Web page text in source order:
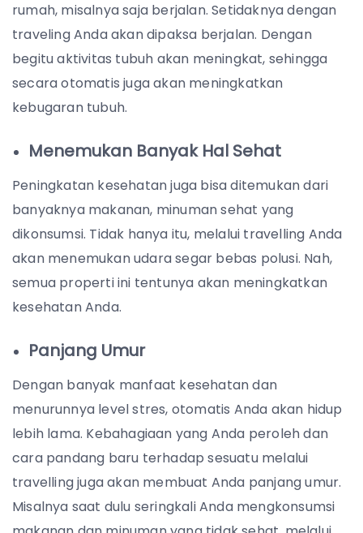
rumah, misalnya saja berjalan. Setidaknya dengan
traveling Anda akan dipaksa berjalan. Dengan
begitu aktivitas tubuh akan meningkat, sehingga
secara otomatis juga akan meningkatkan
kebugaran tubuh.
Menemukan Banyak Hal Sehat
Peningkatan kesehatan juga bisa ditemukan dari
banyaknya makanan, minuman sehat yang
dikonsumsi. Tidak hanya itu, melalui travelling Anda
akan menemukan udara segar bebas polusi. Nah,
semua properti ini tentunya akan meningkatkan
kesehatan Anda.
Panjang Umur
Dengan banyak manfaat kesehatan dan
menurunnya level stres, otomatis Anda akan hidup
lebih lama. Kebahagiaan yang Anda peroleh dan
cara pandang baru terhadap sesuatu melalui
travelling juga akan membuat Anda panjang umur.
Misalnya saat dulu seringkali Anda mengkonsumsi